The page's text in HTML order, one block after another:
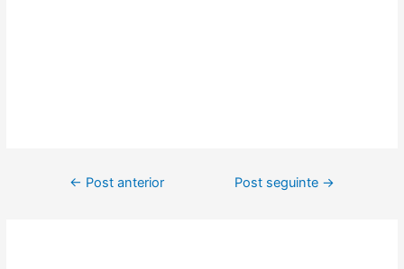
Navegação
← Post anterior Post seguinte →